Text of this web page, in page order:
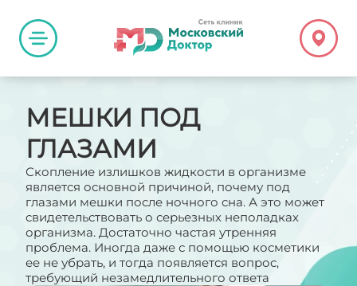
МЕШКИ ПОД
ГЛАЗАМИ
Скопление излишков жидкости в организме
является основной причиной, почему под
глазами мешки после ночного сна. А это может
свидетельствовать о серьезных неполадках
организма. Достаточно частая утренняя
проблема. Иногда даже с помощью косметики
ее не убрать, и тогда появляется вопрос,
требующий незамедлительного ответа